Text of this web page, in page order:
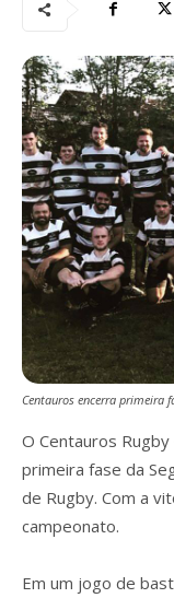
Centauros encerra primeira
O Centauros
primeira fase da
de Rugby. Com a
campeonato.
Em um jogo de